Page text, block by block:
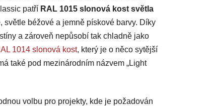
patří RAL 1015 slonová kost světla
světle béžové a jemně pískové barvy. Díky
a zároveň nepůsobí tak chladně jako
1014 slonová kost, který je o něco sytější
také pod mezinárodním názvem „Light
volbu pro projekty, kde je požadován